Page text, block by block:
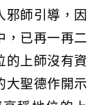
邪師引導，因
，已再一再二
的上師沒有資
大聖德作開示